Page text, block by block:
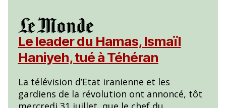
Le leader du Hamas, Ismaïl
Haniyeh, tué à Téhéran
La télévision d’Etat iranienne et les
gardiens de la révolution ont annoncé, tôt